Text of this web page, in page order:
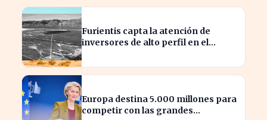
Furientis capta la atención de
inversores de alto perfil en el
Europa destina 5.000 millones para
competir con las grandes